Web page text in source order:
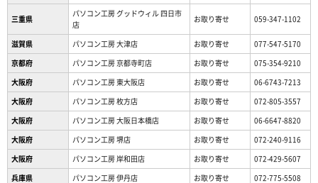
三重県
パソコン工房 グッドウィル 四日市
店
お取り寄せ 059-347-1102
滋賀県 パソコン工房 大津店 お取り寄せ
077-547-5170
京都府
パソコン工房 京都寺町店 お取り寄せ
075-354-9210
大阪府
パソコン工房 東大阪店 お取り寄せ
06-6743-7213
大阪府
パソコン工房 枚方店 お取り寄せ
072-805-3557
大阪府
パソコン工房 大阪日本橋店 お取り寄せ
06-6647-8820
大阪府
パソコン工房 堺店 お取り寄せ
072-240-9116
大阪府
パソコン工房 岸和田店 お取り寄せ
072-429-5607
兵庫県
パソコン工房 伊丹店 お取り寄せ
072-775-5508